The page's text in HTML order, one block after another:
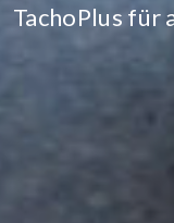
TachoPlus für